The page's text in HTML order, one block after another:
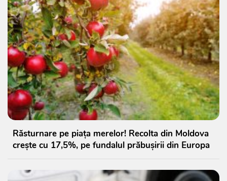
Răsturnare pe piața merelor! Recolta din Moldova
crește cu 17,5%, pe fundalul prăbușirii din Europa